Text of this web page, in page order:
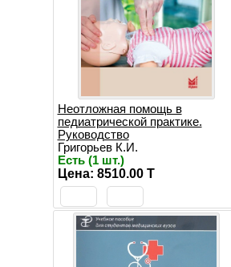
Неотложная помощь в
педиатрической практике.
Руководство
Григорьев К.И.
Есть (1 шт.)
Цена: 8510.00 T